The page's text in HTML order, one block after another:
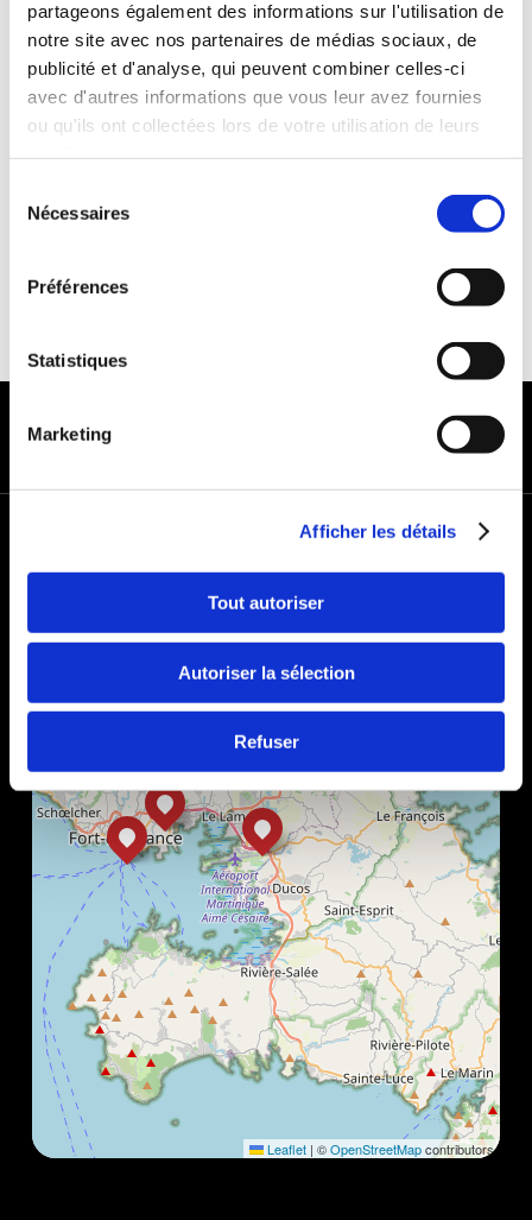
partageons également des informations sur l'utilisation de
notre site avec nos partenaires de médias sociaux, de
publicité et d'analyse, qui peuvent combiner celles-ci
avec d'autres informations que vous leur avez fournies
ou qu'ils ont collectées lors de votre utilisation de leurs
Nécessaires
Préférences
Statistiques
Marketing
Afficher les détails
Tout autoriser
Autoriser la sélection
Refuser
Années de permis :2 ans
ASSURANCE
Franchise : 1000 €
Caution :1000 €
−
Leaflet | ©OpenStreetMapcontributors